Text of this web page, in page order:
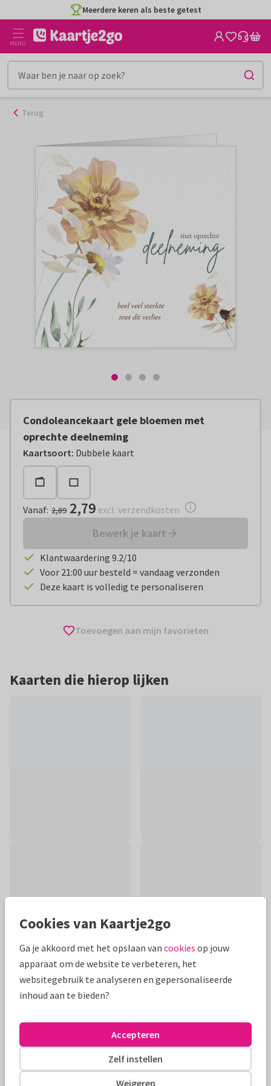
naar
inhoud
Meerdere keren als beste getest
MENU
Terug
Condoleancekaart gele bloemen met
oprechte deelneming
Kaartsoort: Dubbele kaart
Vanaf:€ 2,79 excl. verzendkosten
Vanaf: 2,89 2,79 excl. verzendkosten
Bewerk je kaart
Klantwaardering 9.2/10
Voor 21:00 uur besteld = vandaag verzonden
Deze kaart is volledig te personaliseren
Toevoegen aan mijn favorieten
Kaarten die hierop lijken
Moderne wenskaart met gele bloemen. De tekst kun je naar
wens aanpassen of een andere kleur geven
Alle kaarten zijn helemaal naar wens aan te passen
Cookies van Kaartje2go
Ga je akkoord met het opslaan van cookies op jouw
apparaat om de website te verbeteren, het
websitegebruik te analyseren en gepersonaliseerde
inhoud aan te bieden?
Weigeren
Zelf instellen
Accepteren